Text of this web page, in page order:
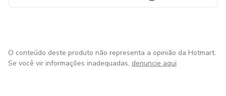
O conteúdo deste produto não representa a opinião da Hotmart.
Se você vir informações inadequadas, denuncie aqui